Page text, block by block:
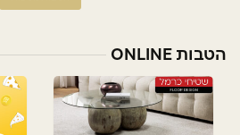
הטבות ONLINE